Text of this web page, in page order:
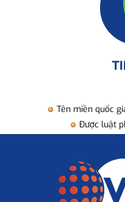
Tên miền quốc
Được luật